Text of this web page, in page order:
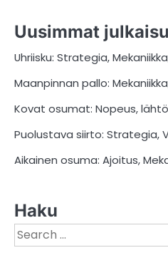
Uusimmat
Uhriisku: Strategia,
Maanpinnan pallo:
Kovat osumat: Nopeus,
Puolustava siirto: Strategia,
Aikainen osuma: Ajoitus,
Haku
Search
for: